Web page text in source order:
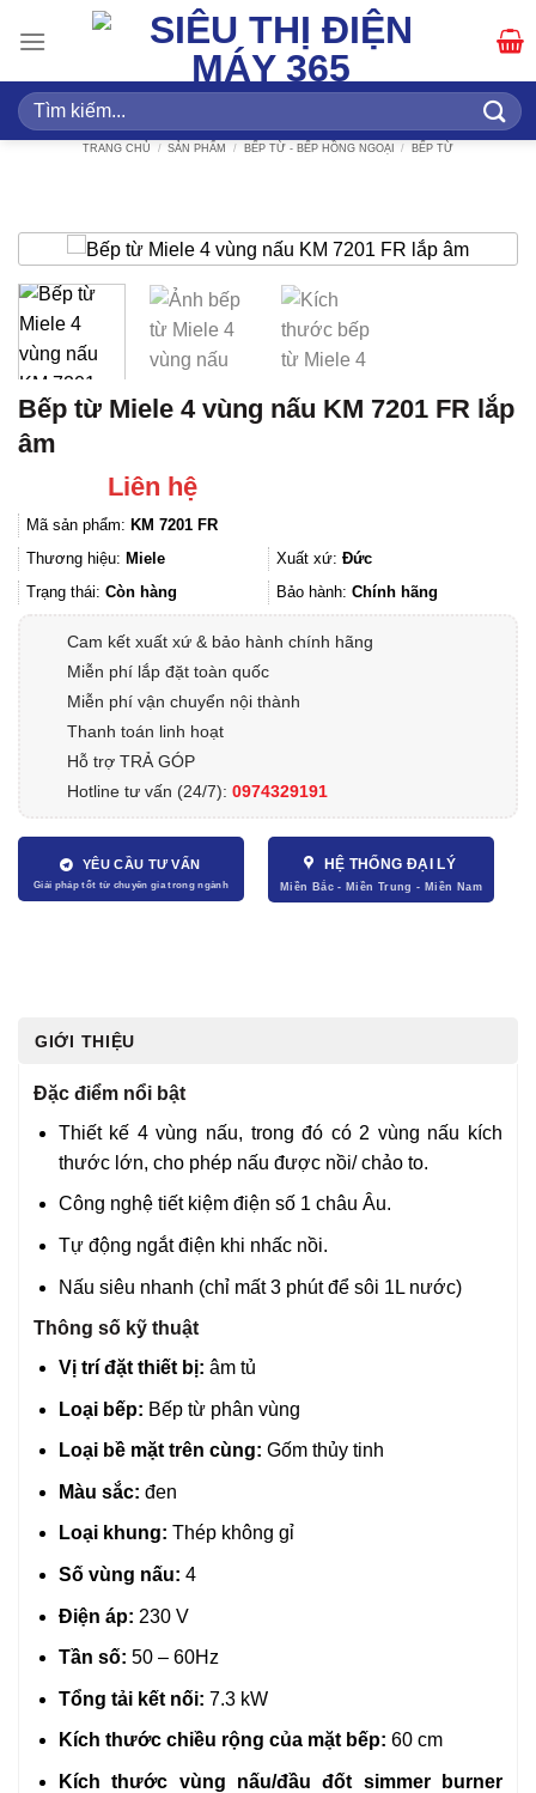
qua
dung
Tìm
kiếm:
TRANG CHỦ / SẢN PHẨM / BẾP TỪ - BẾP HỒNG NGOẠI / BẾP TỪ
Bếp từ Miele 4 vùng nấu KM 7201 FR lắp
âm
Liên hệ
Mã sản phẩm: KM 7201 FR
Thương hiệu: Miele Xuất xứ: Đức
Trạng thái: Còn hàng Bảo hành: Chính hãng
Cam kết xuất xứ & bảo hành chính hãng
Miễn phí lắp đặt toàn quốc
Miễn phí vận chuyển nội thành
Thanh toán linh hoạt
Hỗ trợ TRẢ GÓP
Hotline tư vấn (24/7): 0974329191
YÊU CẦU TƯ VẤN HỆ THỐNG ĐẠI LÝ
GIỚI THIỆU
Đặc điểm nổi bật
Thiết kế 4 vùng nấu, trong đó có 2 vùng nấu kích
thước lớn, cho phép nấu được nồi/ chảo to.
Công nghệ tiết kiệm điện số 1 châu Âu.
Tự động ngắt điện khi nhấc nồi.
Nấu siêu nhanh (chỉ mất 3 phút để sôi 1L nước)
Thông số kỹ thuật
Vị trí đặt thiết bị: âm tủ
Loại bếp: Bếp từ phân vùng
Loại bề mặt trên cùng: Gốm thủy tinh
Màu sắc: đen
Loại khung: Thép không gỉ
Số vùng nấu: 4
Điện áp: 230 V
Tần số: 50 – 60Hz
Tổng tải kết nối: 7.3 kW
Kích thước chiều rộng của mặt bếp: 60 cm
Kích thước vùng nấu/đầu đốt simmer burner